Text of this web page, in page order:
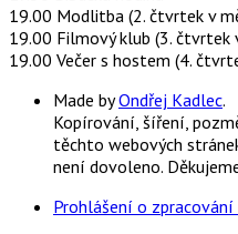
19.00 Modlitba (2. čtvrtek v
19.00 Filmový klub (3. čtvrtek
19.00 Večer s hostem (4.
Made byOndřej Kadlec.
Kopírování, šíření,
těchto webových
není dovoleno.
Prohlášení o